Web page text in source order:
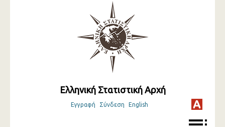
Ελληνική Στατιστική Αρχή
Εγγραφή Σύνδεση English